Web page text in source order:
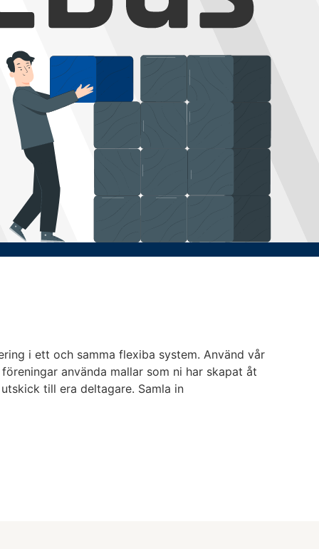
i ett och samma flexiba system. Använd vår
använda mallar som ni har skapat åt
till era deltagare. Samla in